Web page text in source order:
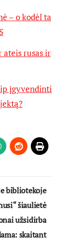
– o kodėl ta
ateis rusas ir
įgyvendinti
bibliotekoje
šiaulietė
užsidirba
skaitant